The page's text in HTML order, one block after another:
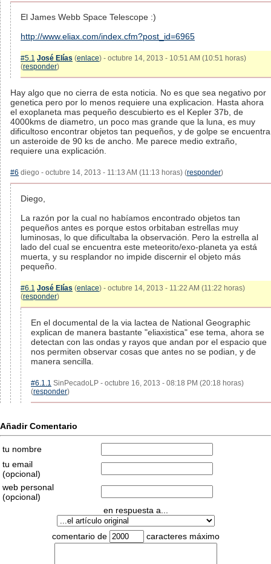
El James Webb Space Telescope :)
http://www.eliax.com/index.cfm?post_id=6965
#5.1 José Elías (enlace) - octubre 14, 2013 - 10:51 AM (10:51 horas)
(responder)
Hay algo que no cierra de esta noticia. No es que sea negativo por
genetica pero por lo menos requiere una explicacion. Hasta ahora
el exoplaneta mas pequeño descubierto es el Kepler 37b, de
4000kms de diametro, un poco mas grande que la luna, es muy
dificultoso encontrar objetos tan pequeños, y de golpe se encuentra
un asteroide de 90 ks de ancho. Me parece medio extraño,
requiere una explicación.
#6 diego - octubre 14, 2013 - 11:13 AM (11:13 horas) (responder)
Diego,
La razón por la cual no habíamos encontrado objetos tan
pequeños antes es porque estos orbitaban estrellas muy
luminosas, lo que dificultaba la observación. Pero la estrella al
lado del cual se encuentra este meteorito/exo-planeta ya está
muerta, y su resplandor no impide discernir el objeto más
pequeño.
#6.1 José Elías (enlace) - octubre 14, 2013 - 11:22 AM (11:22 horas)
(responder)
En el documental de la via lactea de National Geographic
explican de manera bastante "eliaxistica" ese tema, ahora se
detectan con las ondas y rayos que andan por el espacio que
nos permiten observar cosas que antes no se podian, y de
manera sencilla.
#6.1.1 SinPecadoLP - octubre 16, 2013 - 08:18 PM (20:18 horas)
(responder)
Añadir Comentario
tu nombre
tu email
(opcional)
web personal
(opcional)
en respuesta a...
comentario de caracteres máximo